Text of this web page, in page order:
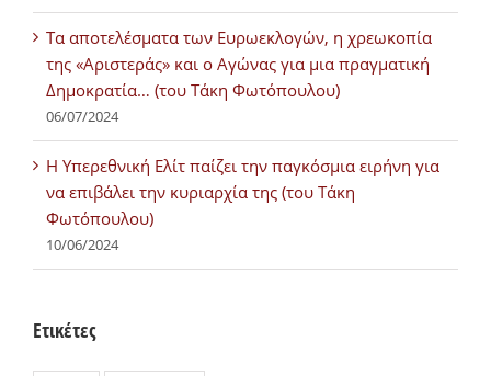
Τα αποτελέσματα των Ευρωεκλογών, η χρεωκοπία
της «Αριστεράς» και ο Αγώνας για μια πραγματική
Δημοκρατία… (του Τάκη Φωτόπουλου)
06/07/2024
H Υπερεθνική Ελίτ παίζει την παγκόσμια ειρήνη για
να επιβάλει την κυριαρχία της (του Τάκη
Φωτόπουλου)
10/06/2024
Ετικέτες